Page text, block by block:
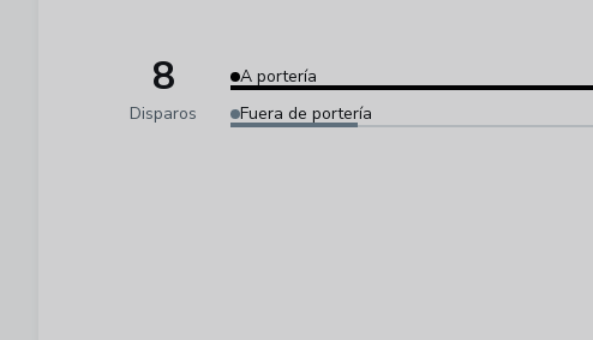
8
Disparos
A portería
Fuera de portería